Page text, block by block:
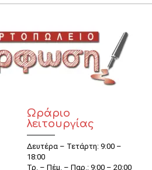
Ωράριο
λειτουργίας
Δευτέρα – Τετάρτη: 9:00 –
18:00
Τρ. – Πέμ. – Παρ.: 9:00 – 20:00